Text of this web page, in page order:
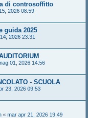
di controsoffitto
2026 08:59
guida 2025
2026 23:31
01, 2026 14:56
- SCUOLA
23, 2026 09:53
« mar apr 21, 2026 19:49